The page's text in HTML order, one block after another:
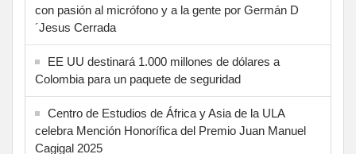
con pasión al micrófono y a la gente por Germán D
´Jesus Cerrada
EE UU destinará 1.000 millones de dólares a
Colombia para un paquete de seguridad
Centro de Estudios de África y Asia de la ULA
celebra Mención Honorífica del Premio Juan Manuel
Cagigal 2025